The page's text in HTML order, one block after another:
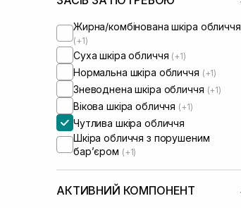
Жирна/комбінована шкіра обличчя
(+1)
Суха шкіра обличчя (+1)
Нормальна шкіра обличчя (+1)
Зневоднена шкіра обличчя (+1)
Вікова шкіра обличчя (+1)
Чутлива шкіра обличчя
Шкіра обличчя з порушеним
барʼєром (+1)
АКТИВНИЙ КОМПОНЕНТ